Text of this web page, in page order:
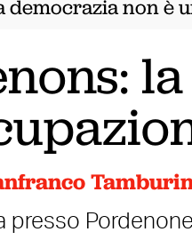
non è un
presso